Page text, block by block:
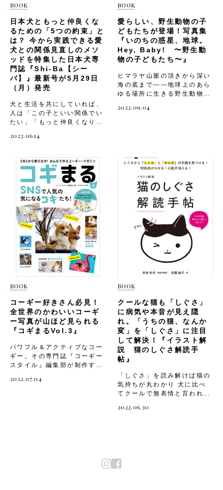
BOOK
日本犬ともっと仲良くな
るための「5つの約束」と
は？ 今から実践できる愛
犬との関係見直しのメソ
ッドを特集した日本犬専
門誌『Shi-Ba【シー
バ】』最新号が5月29日
（月）発売
犬と生活を共にしていれば、
人は「この子といい関係でい
たい」「もっと仲良くなりた
では、愛犬の気持ちをもっと
めのお役立ち情報を盛り込み
ました。巻頭には、お笑い芸
人・かまいたち 山内健司さ
んと愛犬・むぎ、YouTube
で話題の柴犬スティーブと同
居コーギーのハル＆三毛猫の
ディス子、それぞれの関係性
を取材したインタビューを収
録！ SNSでは見られない未
公開写真や誌面でしか語られ
ないエピソードなど、ファン
も必見の内容となっていま
す。 山内健司さん×愛犬む
ぎ、YouTuber柴犬スティー
ブにインタビュー！ ●かまい
たち 山内健司さん×むぎ 今
やテレビで見ない日がない大
人気お笑い芸人・かまいたち
の山内健司さんと、愛犬の白
柴・むぎとの関係性をうかが
はじめ、ご家族や同居する猫
たちとの距離感についてな
ど、むぎのかわいらしいキャ
ピソードが語られています。
を取材しました。それぞれの
2023.06.14
BOOK
愛らしい、野生動物の子
どもたちが登場！写真集
『いのちの惑星、地球。
Hey, Baby! 〜野生動
物の子どもたち〜』
ヒマラヤ山脈の頂きから深い
海の底まで――地球上のあら
ゆる場所に生きる野生動物の
ルジオグラフィックの動物写
ぐ赤ちゃんカンガルー……。
世界各地に生息する哺乳類、
鳥類、爬虫類、両生類、魚類
など、160種以上の野生動物
の子どもや親子の姿をとらえ
た貴重な写真をたっぷり収
録。それぞれ動物の生態や繁
殖・育児のエピソードを解説
します。そのほか、野生動物
保護にまつわる話題や赤ちゃ
ん同士の絆の物語、動物をテ
ーマにした詩、世界各地の伝
承や昔話も掲載。動物や自然
の写真が好きな方はもちろ
緒にでも楽しめる、魅力いっ
ぱいの一冊です。【特長】・
野生動物の子どもや親子のい
きいきとした姿をとらえた写
真集・各動物の生態を解説。
そのほか、野生動物保護の話
題や動物がテーマの詩、各地
に伝わる昔話なども収録・幅
広い年齢層で楽しめる内容。
動物好き、写真好きの大人の
方から、小さなお子さまの読
み聞かせにも最適【仕様】ス
テファニー・ウォーレン・ド
リマー 著／新宅広二 監修定
Geographic Partners,
LLC 『いのちの惑星、地
2022.09.04
BOOK
コーギー好きさん必見！
全世界のかわいいコーギ
ー写真が山ほど見られる
『コギまるVol.3』
パワフル＆アクティブなコー
ギー。その専門誌『コーギー
スタイル』編集部が制作す
『コギまるVol.3』が辰巳出
2022.07.04
BOOK
クールな猫も「しぐさ」
に病気や本音が見え隠
れ。「うちの猫、なんか
変」を「しぐさ」に注目
して解決！『イラスト解
説 猫のしぐさ解読手
帖』
「しぐさ」を読み解けば猫の
気持ちが丸わかり 犬に比べ
てクールで無表情と言われる
ても雄弁。猫の「しぐさ」を
動き、鼻の濡れ方、前足モミ
2022.06.30